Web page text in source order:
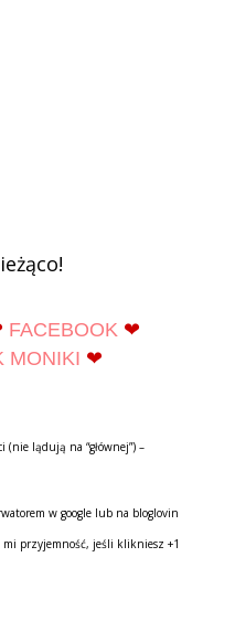
FACEBOOK ❤
MONIKI ❤
lądują na “głównej”) –
w google lub na bloglovin
mi przyjemność, jeśli klikniesz +1